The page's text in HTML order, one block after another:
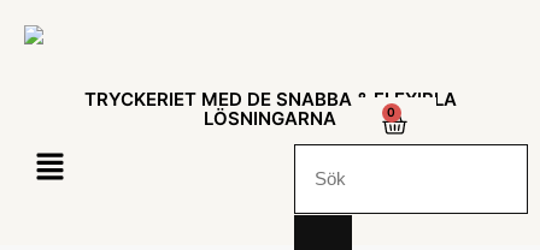
TRYCKERIET MED DE SNABBA & FLEXIBLA
LÖSNINGARNA
0